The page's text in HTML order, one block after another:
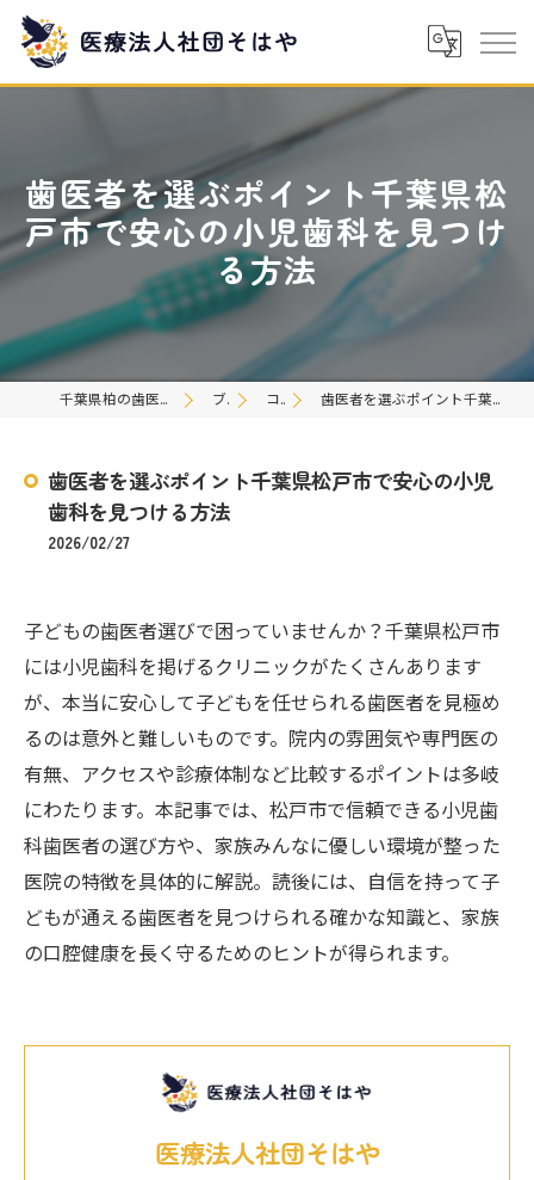
歯医者を選ぶポイント千葉県松
戸市で安心の小児歯科を見つけ
る方法
千葉県柏の歯医者なら医療法人社団そはや ブログ コラム 歯医者を選ぶポイント千葉県松戸市で安心の小児歯科を見つける方法
歯医者を選ぶポイント千葉県松戸市で安心の小児
歯科を見つける方法
2026/02/27
子どもの歯医者選びで困っていませんか？千葉県松戸市
には小児歯科を掲げるクリニックがたくさんあります
が、本当に安心して子どもを任せられる歯医者を見極め
るのは意外と難しいものです。院内の雰囲気や専門医の
有無、アクセスや診療体制など比較するポイントは多岐
にわたります。本記事では、松戸市で信頼できる小児歯
科歯医者の選び方や、家族みんなに優しい環境が整った
医院の特徴を具体的に解説。読後には、自信を持って子
どもが通える歯医者を見つけられる確かな知識と、家族
の口腔健康を長く守るためのヒントが得られます。
医療法人社団そはや